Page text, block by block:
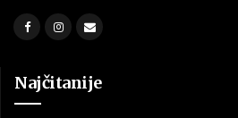
Najčitanije